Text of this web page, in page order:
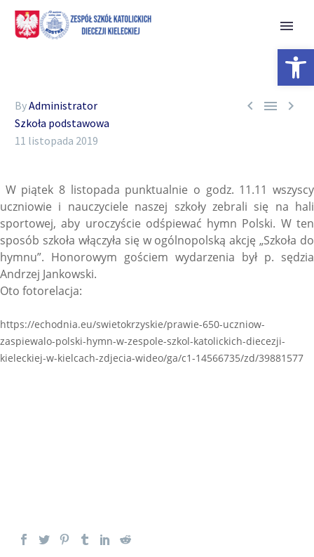
  
ByAdministrator
Szkoła podstawowa
11 listopada 2019
W piątek 8 listopada punktualnie o godz. 11.11 wszyscy
uczniowie i nauczyciele naszej szkoły zebrali się na hali
sportowej, aby uroczyście odśpiewać hymn Polski. W ten
sposób szkoła włączyła się w ogólnopolską akcję „Szkoła do
hymnu”. Honorowym gościem wydarzenia był p. sędzia
Andrzej Jankowski.
Oto fotorelacja:
https://echodnia.eu/swietokrzyskie/prawie-650-uczniow-
zaspiewalo-polski-hymn-w-zespole-szkol-katolickich-diecezji-
kieleckiej-w-kielcach-zdjecia-wideo/ga/c1-14566735/zd/39881577